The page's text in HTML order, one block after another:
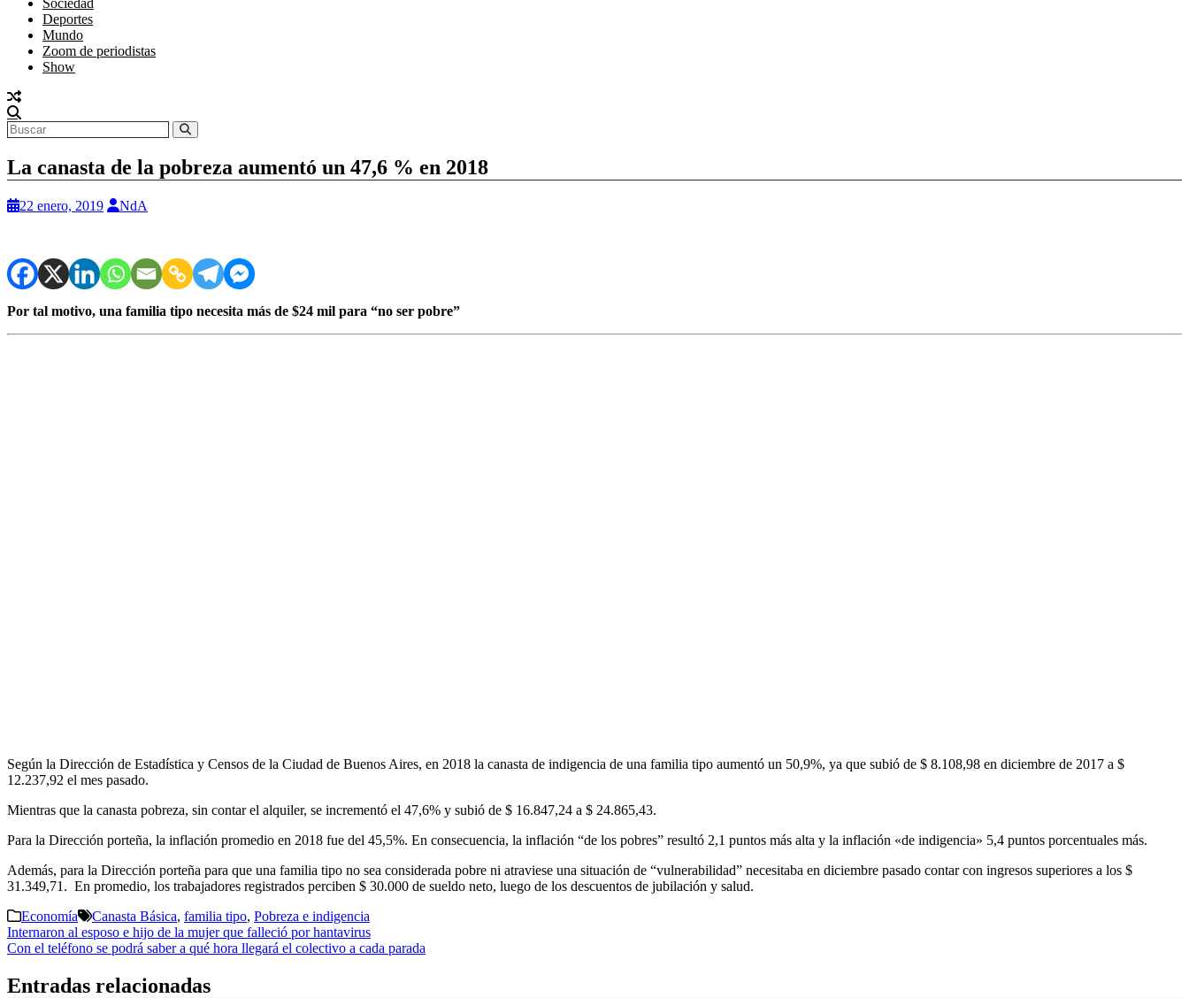
Sociedad
Deportes
Mundo
Zoom de periodistas
Show
La canasta de la pobreza aumentó un 47,6 % en 2018
22 enero, 2019 NdA
Por tal motivo, una familia tipo necesita más de $24 mil para “no ser pobre”
Según la Dirección de Estadística y Censos de la Ciudad de Buenos Aires, en 2018 la canasta de indigencia de una familia tipo aumentó un 50,9%, ya que subió de $ 8.108,98 en diciembre de 2017 a $
12.237,92 el mes pasado.
Mientras que la canasta pobreza, sin contar el alquiler, se incrementó el 47,6% y subió de $ 16.847,24 a $ 24.865,43.
Para la Dirección porteña, la inflación promedio en 2018 fue del 45,5%. En consecuencia, la inflación “de los pobres” resultó 2,1 puntos más alta y la inflación «de indigencia» 5,4 puntos porcentuales más.
Además, para la Dirección porteña para que una familia tipo no sea considerada pobre ni atraviese una situación de “vulnerabilidad” necesitaba en diciembre pasado contar con ingresos superiores a los $
31.349,71. En promedio, los trabajadores registrados perciben $ 30.000 de sueldo neto, luego de los descuentos de jubilación y salud.
Economía
Canasta Básica, familia tipo, Pobreza e indigencia
Navegación
de
entradas
Internaron al esposo e hijo de la mujer que falleció por hantavirus
Con el teléfono se podrá saber a qué hora llegará el colectivo a cada parada
Entradas relacionadas